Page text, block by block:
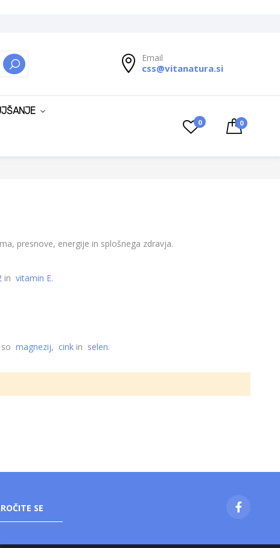
ISKANJE
Email
css@vitanatura.si
0 0
presnove, energije in splošnega zdravja.
invitamin E.
somagnezij, cink in selen.
SE